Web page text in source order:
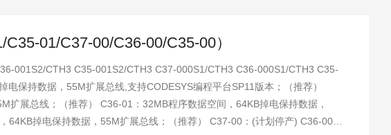
01/C37-00/C36-00/C35-00）
001S2/CTH3 C35-001S2/CTH3 C37-000S1/CTH3 C36-000S1/CTH3 C35-
扩展总线；（推荐） C36-01：32MB程序数据空间，64KB掉电保持数据，
掉电保持数据，55M扩展总线；（推荐） C37-00：(计划停产) C36-00：